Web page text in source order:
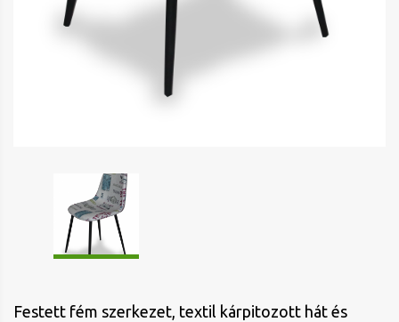
Festett fém szerkezet, textil kárpitozott hát és